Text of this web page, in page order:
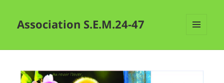
Association S.E.M.24-47